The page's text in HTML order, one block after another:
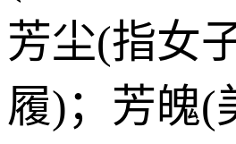
芳尘(指女
履)；芳魄(